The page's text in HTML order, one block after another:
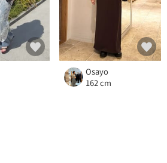
Osayo
162 cm